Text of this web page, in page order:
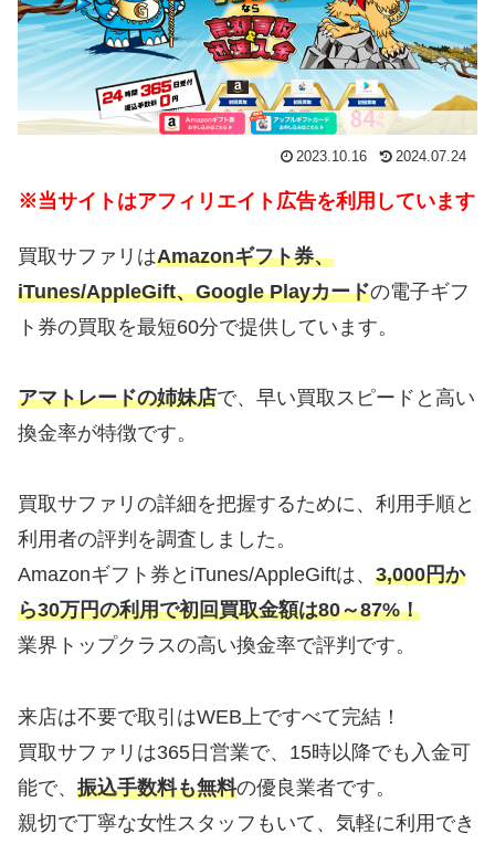
2023.10.16 2024.07.24
※当サイトはアフィリエイト広告を利用しています
買取サファリはAmazonギフト券、
iTunes/AppleGift、Google Playカードの電子ギフ
ト券の買取を最短60分で提供しています。
アマトレードの姉妹店で、早い買取スピードと高い
換金率が特徴です。
買取サファリの詳細を把握するために、利用手順と
利用者の評判を調査しました。
Amazonギフト券とiTunes/AppleGiftは、 3,000円か
ら30万円の利用で初回買取金額は80～87%！
業界トップクラスの高い換金率で評判です。
来店は不要で取引はWEB上ですべて完結！
買取サファリは365日営業で、15時以降でも入金可
能で、 振込手数料も無料の優良業者です。
親切で丁寧な女性スタッフもいて、気軽に利用でき